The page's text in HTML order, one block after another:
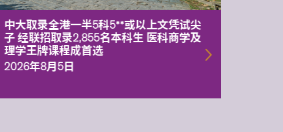
中大取录全港一半5科5**或以上文凭试尖
子 经联招取录2,855名本科生 医科商学及
理学王牌课程成首选
2026年8月5日